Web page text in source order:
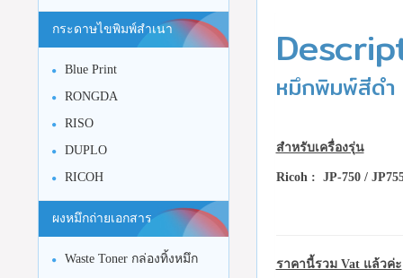
หมึกพิมพ์สีด
สำหรับเครื่องรุ่น
Ricoh : JP-750 /
ราคานี้รวม Vat แล้วค่ะ
กระดาษไขพิมพ์สำเนา
Blue Print
RONGDA
RISO
DUPLO
RICOH
ผงหมึกถ่ายเอกสาร
Waste Toner กล่องทิ้งหมึก